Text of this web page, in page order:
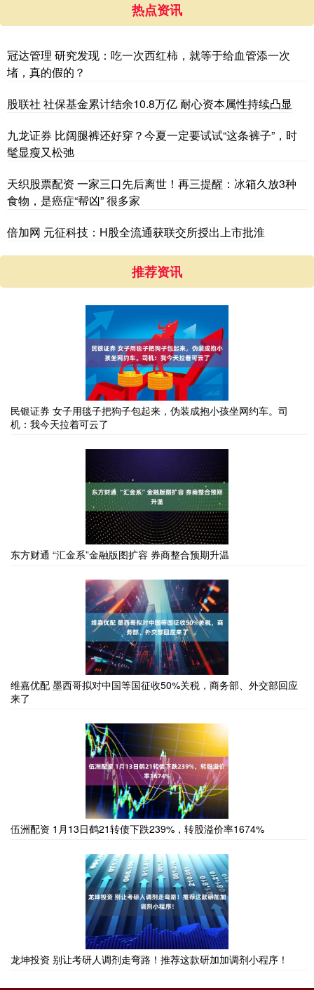
热点资讯
冠达管理 研究发现：吃一次西红柿，就等于给血管添一次
堵，真的假的？
股联社 社保基金累计结余10.8万亿 耐心资本属性持续凸显
九龙证券 比阔腿裤还好穿？今夏一定要试试“这条裤子”，时
髦显瘦又松弛
天织股票配资 一家三口先后离世！再三提醒：冰箱久放3种
食物，是癌症“帮凶” 很多家
倍加网 元征科技：H股全流通获联交所授出上市批淮
推荐资讯
民银证券 女子用毯子把狗子包起来，伪装成抱小孩坐网约车。司
机：我今天拉着可云了
东方财通 “汇金系”金融版图扩容 券商整合预期升温
维嘉优配 墨西哥拟对中国等国征收50%关税，商务部、外交部回应
来了
伍洲配资 1月13日鹤21转债下跌239%，转股溢价率1674%
龙坤投资 别让考研人调剂走弯路！推荐这款研加加调剂小程序！